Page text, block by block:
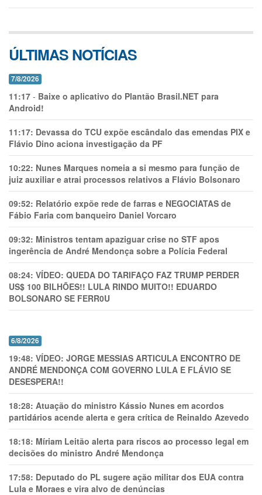
ÚLTIMAS NOTÍCIAS
7/8/2026
11:17 - Baixe o aplicativo do Plantão Brasil.NET para
Android!
11:17: Devassa do TCU expõe escândalo das emendas PIX e
Flávio Dino aciona investigação da PF
10:22: Nunes Marques nomeia a si mesmo para função de
juiz auxiliar e atrai processos relativos a Flávio Bolsonaro
09:52: Relatório expõe rede de farras e NEGOCIATAS de
Fábio Faria com banqueiro Daniel Vorcaro
09:32: Ministros tentam apaziguar crise no STF apos
ingerência de André Mendonça sobre a Polícia Federal
08:24: VÍDEO: QUEDA DO TARIFAÇO FAZ TRUMP PERDER
US$ 100 BILHÕES!! LULA RINDO MUITO!! EDUARDO
BOLSONARO SE FERR0U
6/8/2026
19:48: VÍDEO: JORGE MESSIAS ARTICULA ENCONTRO DE
ANDRÉ MENDONÇA COM GOVERNO LULA E FLÁVIO SE
DESESPERA!!
18:28: Atuação do ministro Kássio Nunes em acordos
partidários acende alerta e gera crítica de Reinaldo Azevedo
18:18: Míriam Leitão alerta para riscos ao processo legal em
decisões do ministro André Mendonça
17:58: Deputado do PL sugere ação militar dos EUA contra
Lula e Moraes e vira alvo de denúncias